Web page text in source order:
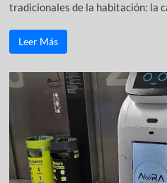
tradicionales de la habitación: la
Leer Más